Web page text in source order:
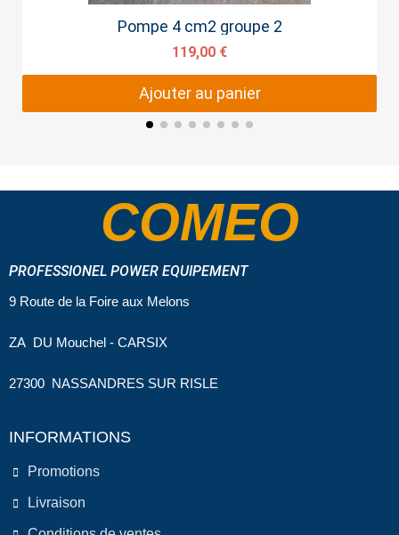
Aperçu rapide
Pompe 4 cm2 groupe 2
119,00 €
Ajouter au panier
COMEO
PROFESSIONEL POWER EQUIPEMENT
9 Route de la Foire aux Melons
ZA DU Mouchel - CARSIX
27300 NASSANDRES SUR RISLE
INFORMATIONS
Promotions
Livraison